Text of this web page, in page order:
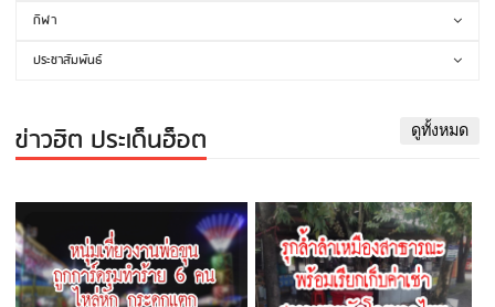
กีฬา
ประชาสัมพันธ์
ข่าวฮิต ประเด็นฮ็อต ดูทั้งหมด